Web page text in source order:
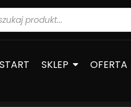
START SKLEP OFERTA